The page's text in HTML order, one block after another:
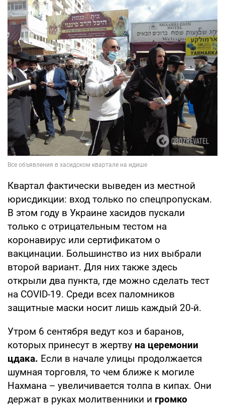
Квартал фактически выведен из местной
юрисдикции: вход только по спецпропускам.
В этом году в Украине хасидов пускали
только с отрицательным тестом на
коронавирус или сертификатом о
вакцинации. Большинство из них выбрали
второй вариант. Для них также здесь
открыли два пункта, где можно сделать тест
на COVID-19. Среди всех паломников
защитные маски носит лишь каждый 20-й.
Утром 6 сентября ведут коз и баранов,
которых принесут в жертву на церемонии
цдака. Если в начале улицы продолжается
шумная торговля, то чем ближе к могиле
Нахмана – увеличивается толпа в кипах. Они
держат в руках молитвенники и громко